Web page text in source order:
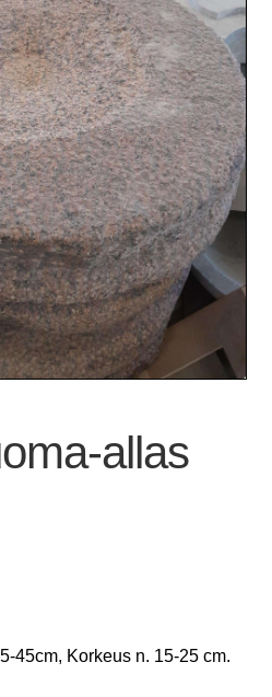
allas
45cm, Korkeus n. 15-25 cm.